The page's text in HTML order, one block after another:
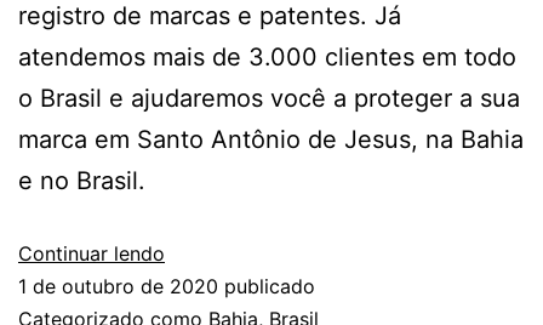
registro de marcas e patentes. Já
atendemos mais de 3.000 clientes em todo
o Brasil e ajudaremos você a proteger a sua
marca em Santo Antônio de Jesus, na Bahia
e no Brasil.
Continuar lendo
1 de outubro de 2020 publicado
Categorizado como Bahia, Brasil